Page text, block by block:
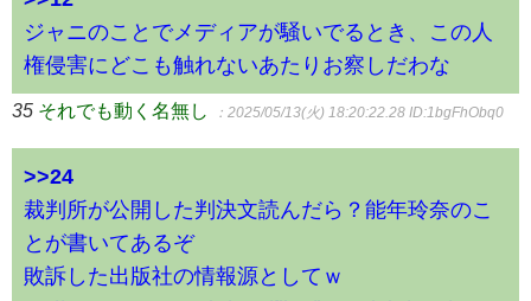
ジャニのことでメディアが騒いでるとき、この人
権侵害にどこも触れないあたりお察しだわな
35 それでも動く名無し ：2025/05/13(火) 18:20:22.28 ID:1bgFhObq0
>>24
裁判所が公開した判決文読んだら？能年玲奈のこ
とが書いてあるぞ
敗訴した出版社の情報源としてｗ